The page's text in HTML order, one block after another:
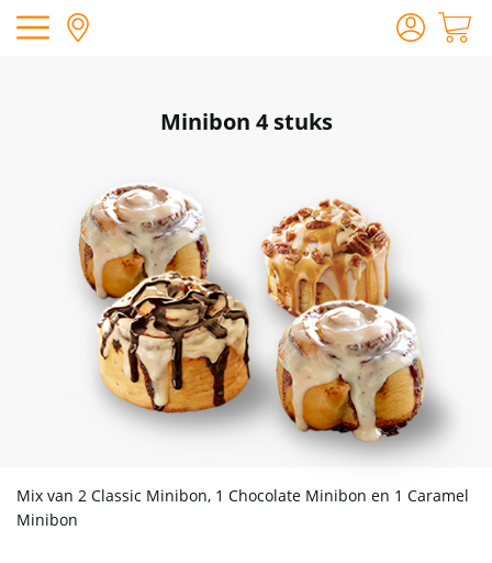
Minibon 4 stuks
Mix van 2 Classic Minibon, 1 Chocolate Minibon en 1 Caramel
Minibon